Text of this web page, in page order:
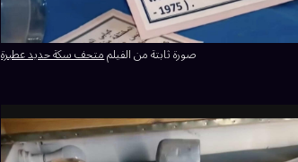
صورة ثابتة من الفيلممتحف سكة حديد عطبرة